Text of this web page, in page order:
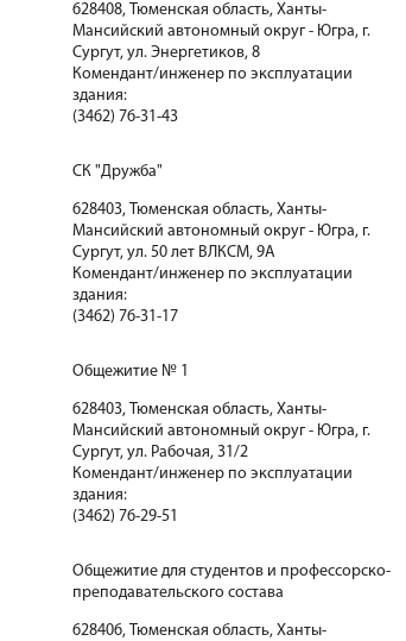
628408, Тюменская область, Ханты-
Мансийский автономный округ - Югра, г.
Сургут, ул. Энергетиков, 8
Комендант/инженер по эксплуатации
здания:
(3462) 76-31-43
СК "Дружба"
628403, Тюменская область, Ханты-
Мансийский автономный округ - Югра, г.
Сургут, ул. 50 лет ВЛКСМ, 9А
Комендант/инженер по эксплуатации
здания:
(3462) 76-31-17
Общежитие № 1
628403, Тюменская область, Ханты-
Мансийский автономный округ - Югра, г.
Сургут, ул. Рабочая, 31/2
Комендант/инженер по эксплуатации
здания:
(3462) 76-29-51
Общежитие для студентов и профессорско-
преподавательского состава
628406, Тюменская область, Ханты-